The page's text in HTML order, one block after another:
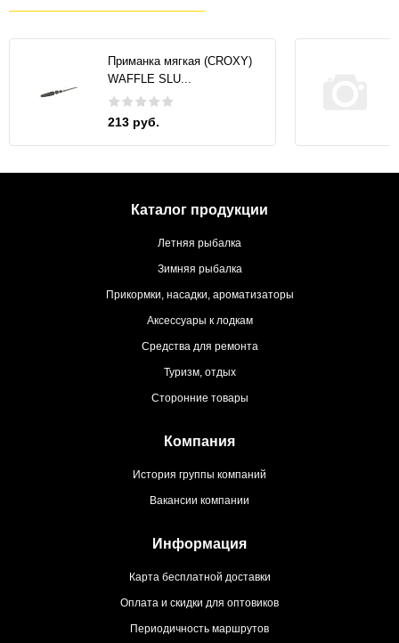
Приманка мягкая (CROXY)
WAFFLE SLU...
213 руб.
Каталог продукции
Летняя рыбалка
Зимняя рыбалка
Прикормки, насадки, ароматизаторы
Аксессуары к лодкам
Средства для ремонта
Туризм, отдых
Сторонние товары
Компания
История группы компаний
Вакансии компании
Информация
Карта бесплатной доставки
Оплата и скидки для оптовиков
Периодичность маршрутов